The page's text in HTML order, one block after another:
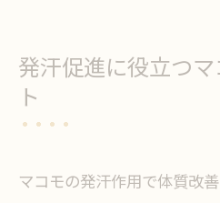
発汗促進に役立つ
ト
マコモの発汗作用で体質改